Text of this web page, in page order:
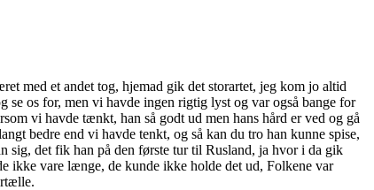
med et andet tog, hjemad gik det storartet, jeg kom jo altid
os for, men vi havde ingen rigtig lyst og var også bange for
vi havde tænkt, han så godt ud men hans hård er ved og gå
bedre end vi havde tenkt, og så kan du tro han kunne spise,
sig, det fik han på den første tur til Rusland, ja hvor i da gik
ikke vare længe, de kunde ikke holde det ud, Folkene var